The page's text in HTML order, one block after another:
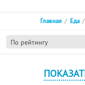
По рейтингу
Главная Еда